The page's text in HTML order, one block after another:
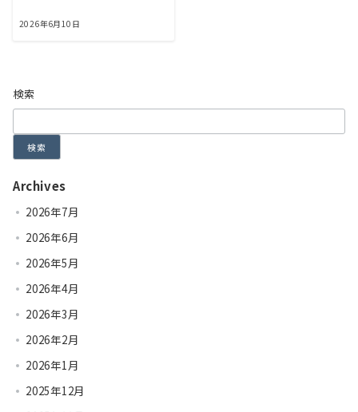
2026年6月10日
検索
検索
Archives
2026年7月
2026年6月
2026年5月
2026年4月
2026年3月
2026年2月
2026年1月
2025年12月